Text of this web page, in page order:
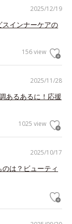
2025/12/19
インナーケアの
156 view
2025/11/28
あるあるに！応援
1025 view
2025/10/17
は？ビューティ